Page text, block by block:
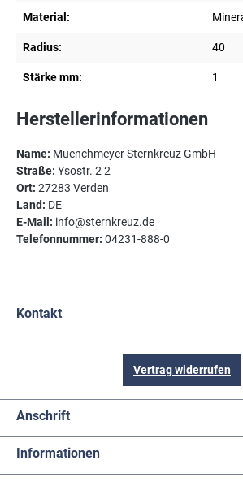
Material:
Radius: 40
Stärke mm: 1
Herstellerinformationen
Name: Muenchmeyer Sternkreuz GmbH
Straße: Ysostr. 2 2
Ort: 27283 Verden
Land: DE
E-Mail: info@sternkreuz.de
Telefonnummer: 04231-888-0
Kontakt
Vertrag widerrufen
Anschrift
Informationen